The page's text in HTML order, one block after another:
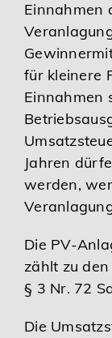
Einnahmen
für kleinere
Einnahmen
Jahren
werden,
Die PV-
zählt zu
§ 3 Nr. 72
Die